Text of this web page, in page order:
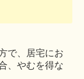
で、居宅にお
、やむを得な